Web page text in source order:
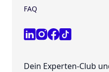
FAQ
Dein Experten-Club